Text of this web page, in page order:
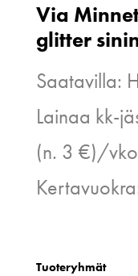
Via
glitter
Saatavilla:
Lainaa kk-
(n. 3 €)/vko
Tuoteryhmät